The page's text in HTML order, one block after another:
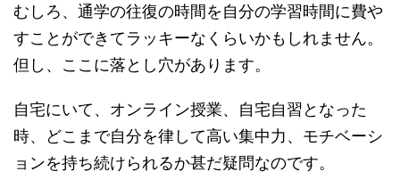
むしろ、通学の往復の時間を自分の学習時間に費や
すことができてラッキーなくらいかもしれません。
但し、ここに落とし穴があります。
自宅にいて、オンライン授業、自宅自習となった
時、どこまで自分を律して高い集中力、モチベーシ
ョンを持ち続けられるか甚だ疑問なのです。